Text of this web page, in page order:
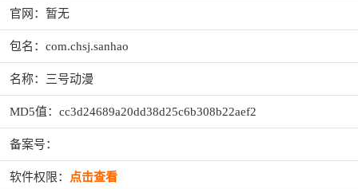
官网：暂无
包名：com.chsj.sanhao
名称：三号动漫
MD5值：cc3d24689a20dd38d25c6b308b22aef2
备案号：
软件权限： 点击查看